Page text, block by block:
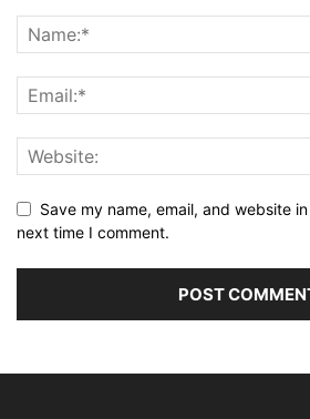
Save my name, email, and website
next time I comment.